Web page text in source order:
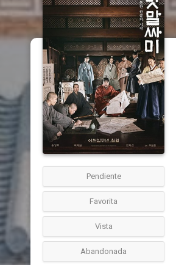
Pendiente
Favorita
Vista
Abandonada